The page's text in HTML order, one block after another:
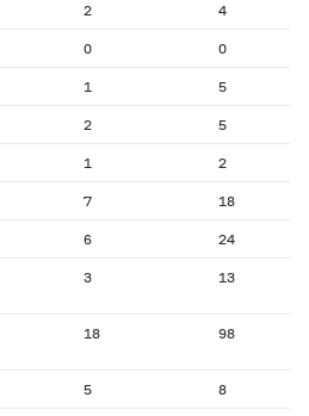
2 4
0 0
1 5
2 5
1 2
7 18
6 24
3 13
18 98
5 8